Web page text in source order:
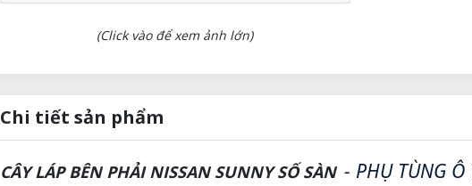
(Click vào để xem ảnh lớn)
Chi tiết sản phẩm
CÂY LÁP BÊN PHẢI NISSAN SUNNY SỐ SÀN - PHỤ TÙNG